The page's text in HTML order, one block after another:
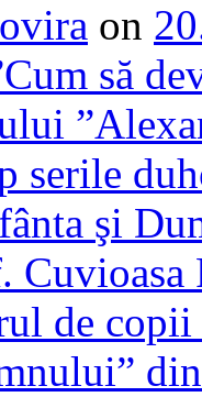
on
să
serile
şi
Cuvioasa
de